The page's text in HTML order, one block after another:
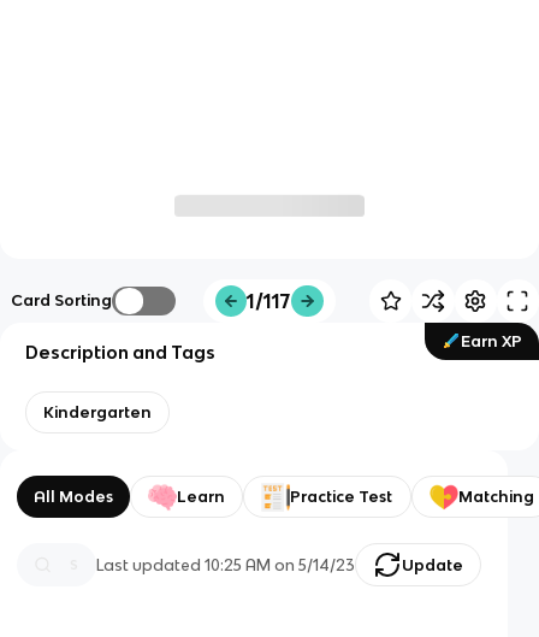
Card Sorting 1/117
Earn XP
Description and Tags
Kindergarten
All Modes Learn Practice Test Matching
Last updated10:25 AM on 5/14/23 Update